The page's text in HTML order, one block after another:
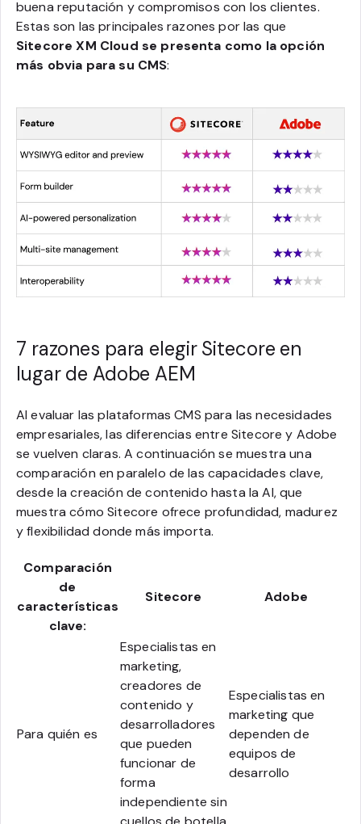
buena reputación y compromisos con los clientes.
Estas son las principales razones por las que
Sitecore XM Cloud se presenta como la opción
más obvia para su CMS:
7 razones para elegir Sitecore en
lugar de Adobe AEM
Al evaluar las plataformas CMS para las necesidades
empresariales, las diferencias entre Sitecore y Adobe
se vuelven claras. A continuación se muestra una
comparación en paralelo de las capacidades clave,
desde la creación de contenido hasta la AI, que
muestra cómo Sitecore ofrece profundidad, madurez
y flexibilidad donde más importa.
Comparación
de
características
clave:
Sitecore Adobe
Para quién es
Especialistas en
marketing,
creadores de
contenido y
desarrolladores
que pueden
funcionar de
forma
independiente sin
Especialistas en
marketing que
dependen de
equipos de
desarrollo